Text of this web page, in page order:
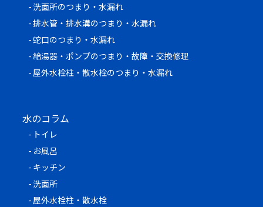
洗面所のつまり・水漏れ
排水管・排水溝のつまり・水漏れ
蛇口のつまり・水漏れ
給湯器・ポンプのつまり・故障・交換修理
屋外水栓柱・散水栓のつまり・水漏れ
水のコラム
トイレ
お風呂
キッチン
洗面所
屋外水栓柱・散水栓